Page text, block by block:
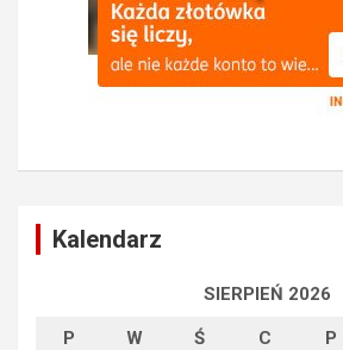
Kalendarz
SIERPIEŃ 2026
P W Ś C P